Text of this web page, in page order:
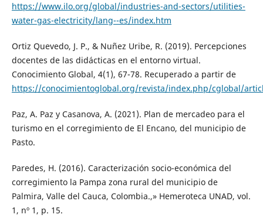
https://www.ilo.org/global/industries-and-sectors/utilities-
water-gas-electricity/lang--es/index.htm
Ortiz Quevedo, J. P., & Nuñez Uribe, R. (2019). Percepciones
docentes de las didácticas en el entorno virtual.
Conocimiento Global, 4(1), 67-78. Recuperado a partir de
https://conocimientoglobal.org/revista/index.php/cglobal/
Paz, A. Paz y Casanova, A. (2021). Plan de mercadeo para el
turismo en el corregimiento de El Encano, del municipio de
Pasto.
Paredes, H. (2016). Caracterización socio-económica del
corregimiento la Pampa zona rural del municipio de
Palmira, Valle del Cauca, Colombia.,» Hemeroteca UNAD, vol.
1, nº 1, p. 15.